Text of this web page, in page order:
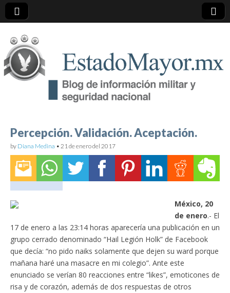
EstadoMayor.mx
Blog de información militar y de Seguridad Nacional
Percepción. Validación. Aceptación.
by Diana Medina • 21 de enero del 2017
México, 20
de enero.- El
17 de enero a las 23:14 horas aparecería una publicación en un
grupo cerrado denominado “Hail Legión Holk” de Facebook
que decía: “no pido naiks solamente que dejen su ward porque
mañana haré una masacre en mi colegio”. Ante este
enunciado se verían 80 reacciones entre “likes”, emoticones de
risa y de corazón, además de dos respuestas de otros